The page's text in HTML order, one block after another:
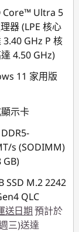
Ultra 5
器 (LPE 核心
3.40 GHz P 核
4.50 GHz)
11 家用版
示卡
s (SODIMM)
GB)
SSD M.2 2242
QLC
送日期預計於
三)送達